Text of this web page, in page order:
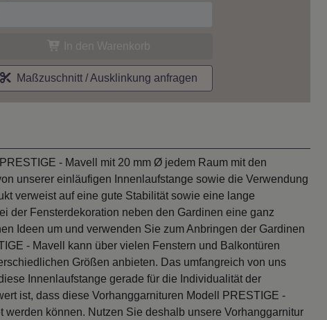
Maßzuschnitt / Ausklinkung anfragen
- Mavell mit 20 mm Ø jedem Raum mit den
unserer einläufigen Innenlaufstange sowie die Verwendung
verweist auf eine gute Stabilität sowie eine lange
der Fensterdekoration neben den Gardinen eine ganz
Ideen um und verwenden Sie zum Anbringen der Gardinen
- Mavell kann über vielen Fenstern und Balkontüren
Größen anbieten. Das umfangreich von uns
Innenlaufstange gerade für die Individualität der
ist, dass diese Vorhanggarnituren Modell PRESTIGE -
können. Nutzen Sie deshalb unsere Vorhanggarnitur